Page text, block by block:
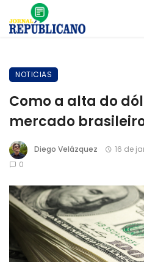
NOTICIAS
Como a alta do
mercado
Diego Velázquez 16 de
0